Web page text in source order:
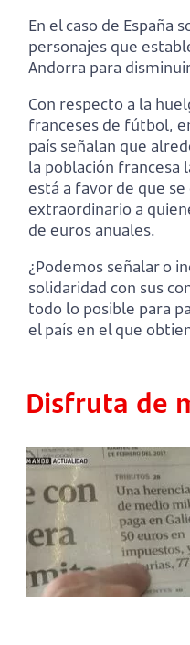
En el caso de España
personajes que
Andorra para
Con respecto a la
franceses de fútbol,
país señalan que
la población francesa
está a favor de que
extraordinario a
de euros anuales.
¿Podemos señalar o
solidaridad con sus
todo lo posible para
el país en el que
Disfruta de